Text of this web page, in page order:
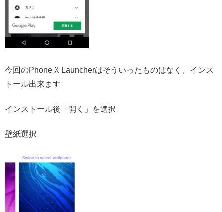
今回のPhone X Launcherはそういったものはなく、インス
トール出来ます
インストール後「開く」を選択
壁紙選択